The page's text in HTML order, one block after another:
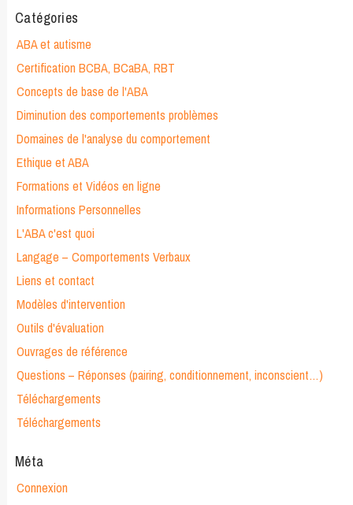
Catégories
ABA et autisme
Certification BCBA, BCaBA, RBT
Concepts de base de l'ABA
Diminution des comportements problèmes
Domaines de l'analyse du comportement
Ethique et ABA
Formations et Vidéos en ligne
Informations Personnelles
L'ABA c'est quoi
Langage – Comportements Verbaux
Liens et contact
Modèles d'intervention
Outils d'évaluation
Ouvrages de référence
Questions – Réponses (pairing, conditionnement, inconscient…)
Téléchargements
Téléchargements
Méta
Connexion